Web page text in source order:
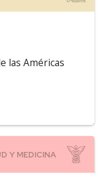
las Américas